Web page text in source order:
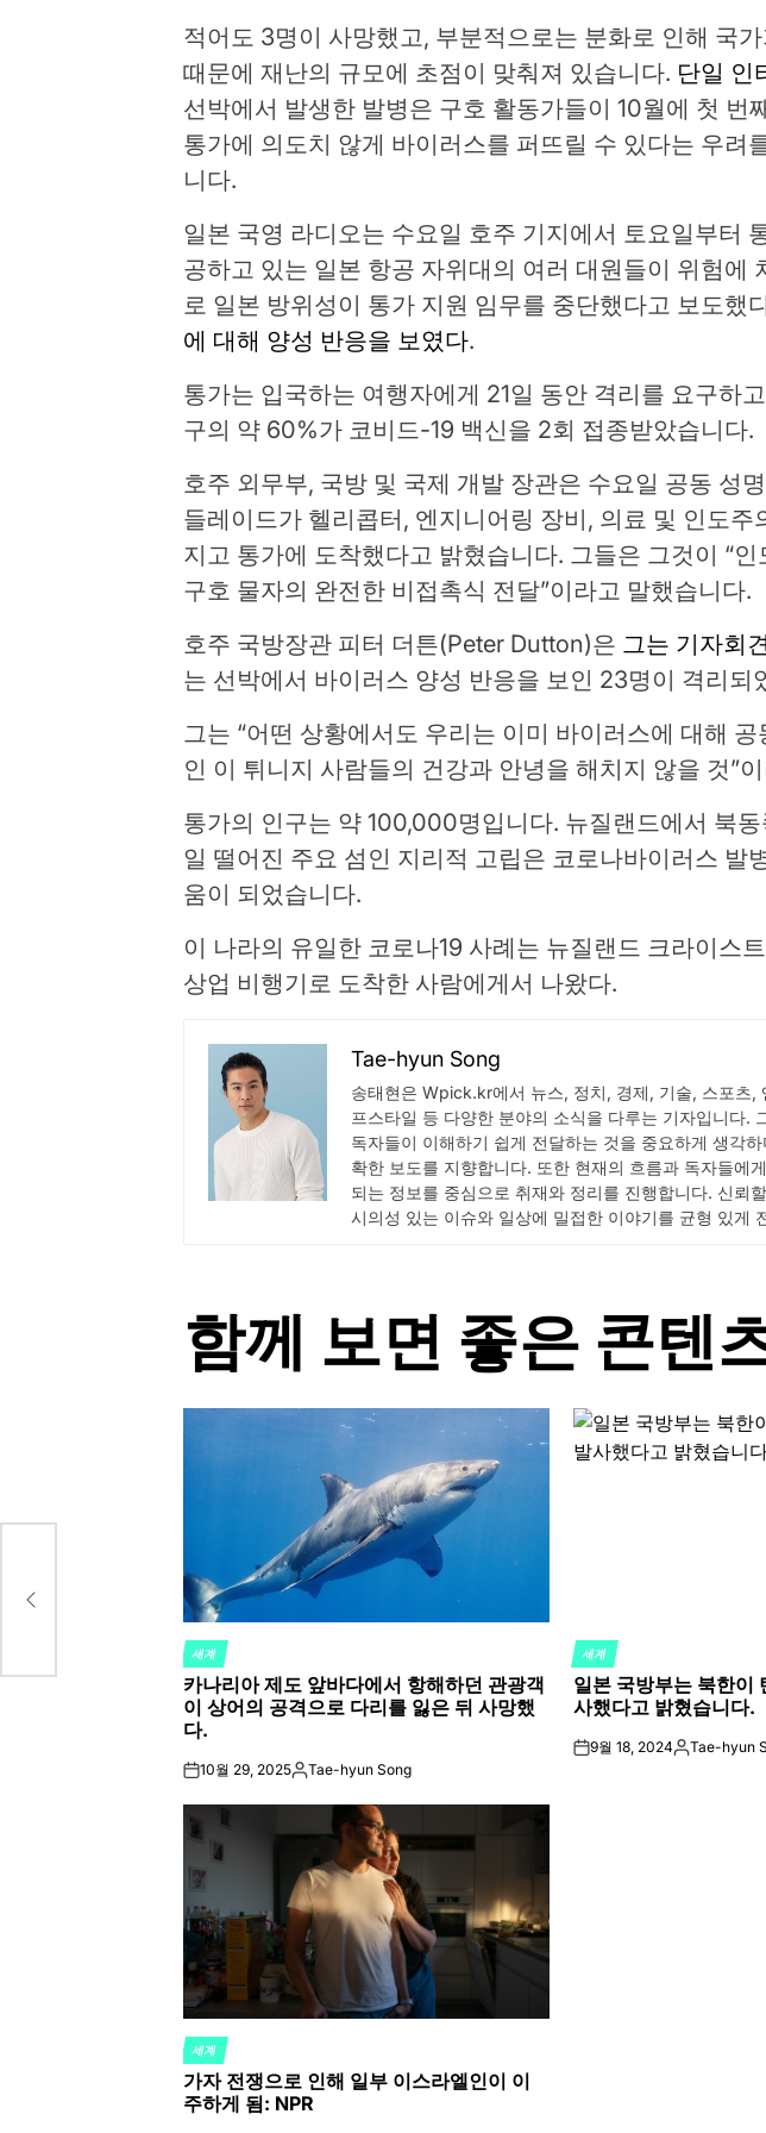
적어도 3명이 사망했고, 부분적으로는 분화로 인해 국
때문에 재난의 규모에 초점이 맞춰져 있습니다. 단일 인
선박에서 발생한 발병은 구호 활동가들이 10월에 첫 번
통가에 의도치 않게 바이러스를 퍼뜨릴 수 있다는 우려
니다.
일본 국영 라디오는 수요일 호주 기지에서 토요일부터
공하고 있는 일본 항공 자위대의 여러 대원들이 위험에
로 일본 방위성이 통가 지원 임무를 중단했다고 보도했
에 대해 양성 반응을 보였다.
통가는 입국하는 여행자에게 21일 동안 격리를 요구하
구의 약 60%가 코비드-19 백신을 2회 접종받았습니다.
호주 외무부, 국방 및 국제 개발 장관은 수요일 공동 성
들레이드가 헬리콥터, 엔지니어링 장비, 의료 및 인도주
지고 통가에 도착했다고 밝혔습니다. 그들은 그것이 “
구호 물자의 완전한 비접촉식 전달”이라고 말했습니다.
호주 국방장관 피터 더튼(Peter Dutton)은 그는 기자회
는 선박에서 바이러스 양성 반응을 보인 23명이 격리되
그는 “어떤 상황에서도 우리는 이미 바이러스에 대해
인 이 튀니지 사람들의 건강과 안녕을 해치지 않을 것”
통가의 인구는 약 100,000명입니다. 뉴질랜드에서 북동
일 떨어진 주요 섬인 지리적 고립은 코로나바이러스 발
움이 되었습니다.
이 나라의 유일한 코로나19 사례는 뉴질랜드 크라이스
상업 비행기로 도착한 사람에게서 나왔다.
Tae-hyun Song
송태현은 Wpick.kr에서 뉴스, 정치, 경제, 기술, 스포츠,
프스타일 등 다양한 분야의 소식을 다루는 기자입니다.
독자들이 이해하기 쉽게 전달하는 것을 중요하게 생각
확한 보도를 지향합니다. 또한 현재의 흐름과 독자들에
되는 정보를 중심으로 취재와 정리를 진행합니다. 신뢰
시의성 있는 이슈와 일상에 밀접한 이야기를 균형 있게
함께 보면 좋은 콘텐
POSTED
IN
세계
카나리아 제도 앞바다에서 항해하던 관광객
이 상어의 공격으로 다리를 잃은 뒤 사망했
다.
on10월 29, 2025Posted
Tae-hyun Song
POSTED
IN
세계
일본 국방부는 북한이
사했다고 밝혔습니다.
on9월 18, 2024Posted
Tae-hyun
POSTED
IN
세계
가자 전쟁으로 인해 일부 이스라엘인이 이
주하게 됨: NPR